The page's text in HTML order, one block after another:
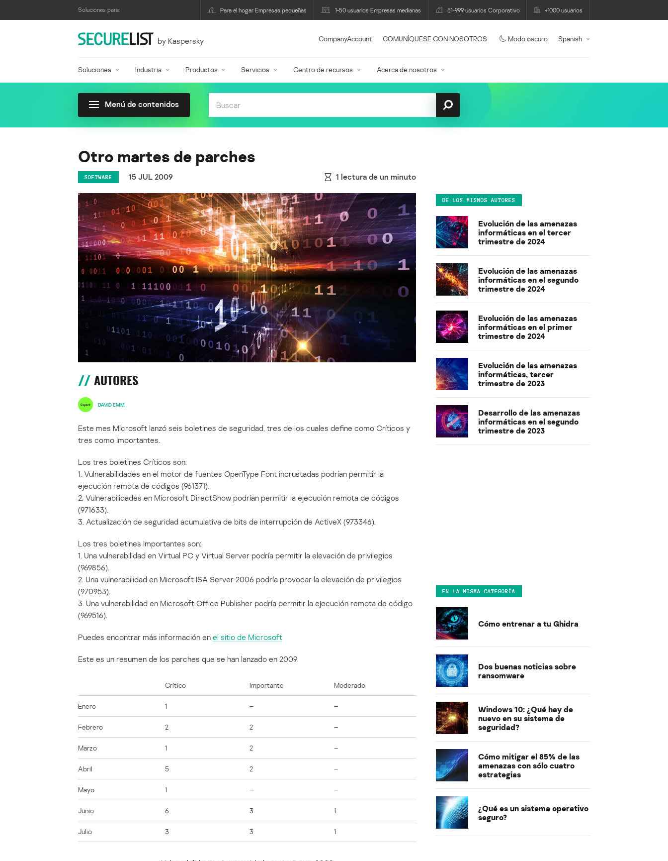
Soluciones para: Para el hogar Empresas pequeñas 1-50 usuarios Empresas medianas 51-999 usuarios Corporativo +1000 usuarios
by Kaspersky CompanyAccount COMUNÍQUESE CON NOSOTROS Modo oscuro Spanish
Soluciones Industria Productos Servicios Centro de recursos Acerca de nosotros
Menú de contenidos
Otro martes de parches
SOFTWARE 15 JUL 2009 1 lectura de un minuto
AUTORES
DAVID EMM
Este mes Microsoft lanzó seis boletines de seguridad, tres de los cuales define como Críticos y
tres como Importantes.
Los tres boletines Críticos son:
1. Vulnerabilidades en el motor de fuentes OpenType Font incrustadas podrían permitir la
ejecución remota de códigos (961371).
2. Vulnerabilidades en Microsoft DirectShow podrían permitir la ejecución remota de códigos
(971633).
3. Actualización de seguridad acumulativa de bits de interrupción de ActiveX (973346).
Los tres boletines Importantes son:
1. Una vulnerabilidad en Virtual PC y Virtual Server podría permitir la elevación de privilegios
(969856).
2. Una vulnerabilidad en Microsoft ISA Server 2006 podría provocar la elevación de privilegios
(970953).
3. Una vulnerabilidad en Microsoft Office Publisher podría permitir la ejecución remota de código
(969516).
Puedes encontrar más información en el sitio de Microsoft
Este es un resumen de los parches que se han lanzado en 2009:
Crítico Importante Moderado
Enero 1 – –
Febrero 2 2 –
Marzo 1 2 –
Abril 5 2 –
Mayo 1 – –
Junio 6 3 1
Julio 3 3 1
DE LOS MISMOS AUTORES
Evolución de las amenazas
informáticas en el tercer
trimestre de 2024
Evolución de las amenazas
informáticas en el segundo
trimestre de 2024
Evolución de las amenazas
informáticas en el primer
trimestre de 2024
Evolución de las amenazas
informáticas, tercer
trimestre de 2023
Desarrollo de las amenazas
informáticas en el segundo
trimestre de 2023
EN LA MISMA CATEGORÍA
Cómo entrenar a tu Ghidra
Dos buenas noticias sobre
ransomware
Windows 10: ¿Qué hay de
nuevo en su sistema de
seguridad?
Cómo mitigar el 85% de las
amenazas con sólo cuatro
estrategias
¿Qué es un sistema operativo
seguro?